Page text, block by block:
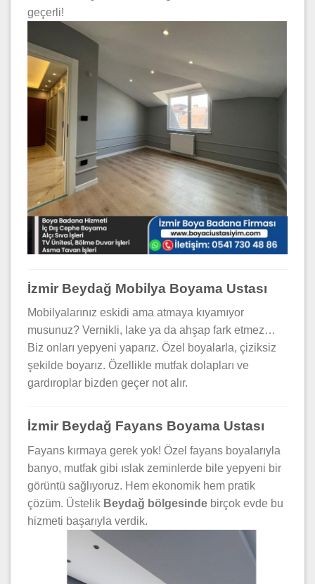
geçerli!
İzmir Beydağ Mobilya Boyama Ustası
Mobilyalarınız eskidi ama atmaya kıyamıyor
musunuz? Vernikli, lake ya da ahşap fark etmez…
Biz onları yepyeni yaparız. Özel boyalarla, çiziksiz
şekilde boyarız. Özellikle mutfak dolapları ve
gardıroplar bizden geçer not alır.
İzmir Beydağ Fayans Boyama Ustası
Fayans kırmaya gerek yok! Özel fayans boyalarıyla
banyo, mutfak gibi ıslak zeminlerde bile yepyeni bir
görüntü sağlıyoruz. Hem ekonomik hem pratik
çözüm. Üstelik Beydağ bölgesinde birçok evde bu
hizmeti başarıyla verdik.